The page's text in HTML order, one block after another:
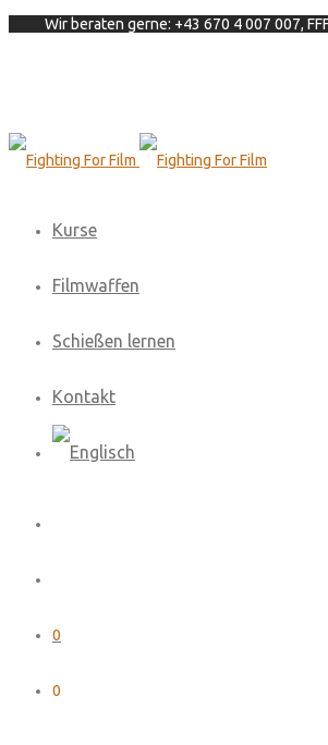
Wir beraten gerne: +43 670 4 007 007,
Kurse
Filmwaffen
Schießen lernen
Kontakt
0
0